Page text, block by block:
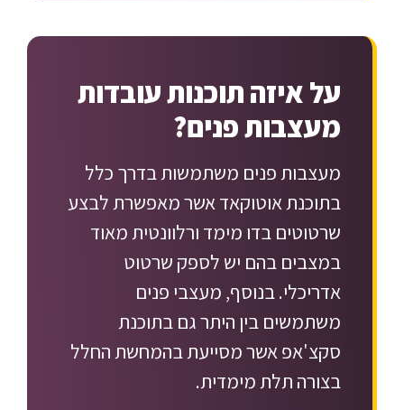
על איזה תוכנות עובדות
מעצבות פנים?
מעצבות פנים משתמשות בדרך כלל
בתוכנת אוטוקאד אשר מאפשרת לבצע
שרטוטים בדו מימד ורלוונטית מאוד
במצבים בהם יש לספק שרטוט
אדריכלי. בנוסף, מעצבי פנים
משתמשים בין היתר גם בתוכנת
סקצ'אפ אשר מסייעת בהמחשת החלל
בצורה תלת מימדית.